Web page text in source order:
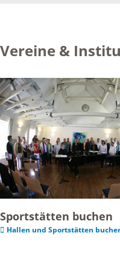
Vereine &
Sportstätten buchen
Hallen und Sportstätten